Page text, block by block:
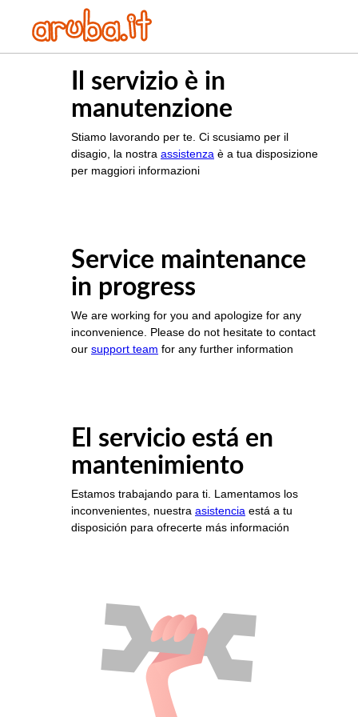
Il servizio è in
manutenzione
Stiamo lavorando per te. Ci scusiamo per il
disagio, la nostra assistenza è a tua disposizione
per maggiori informazioni
Service maintenance
in progress
We are working for you and apologize for any
inconvenience. Please do not hesitate to contact
our support team for any further information
El servicio está en
mantenimiento
Estamos trabajando para ti. Lamentamos los
inconvenientes, nuestra asistencia está a tu
disposición para ofrecerte más información